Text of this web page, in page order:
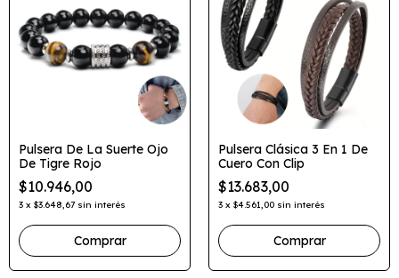
Pulsera De La Suerte Ojo
De Tigre Rojo
$10.946,00
3 x $3.648,67 sin interés
Pulsera Clásica 3 En 1 De
Cuero Con Clip
$13.683,00
3 x $4.561,00 sin interés
Comprar